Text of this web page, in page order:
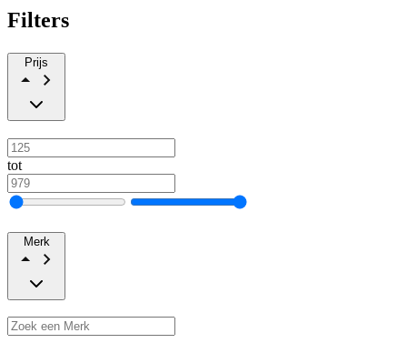
Filters
Prijs
tot
Merk